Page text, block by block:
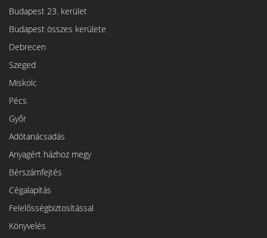
Budapest 23. kerület
Budapest összes kerülete
Debrecen
Szeged
Miskolc
Pécs
Győr
Adótanácsadás
Anyagért házhoz megy
Bérszámfejtés
Cégalapítás
Felelősségbiztosítással
Könyvelés